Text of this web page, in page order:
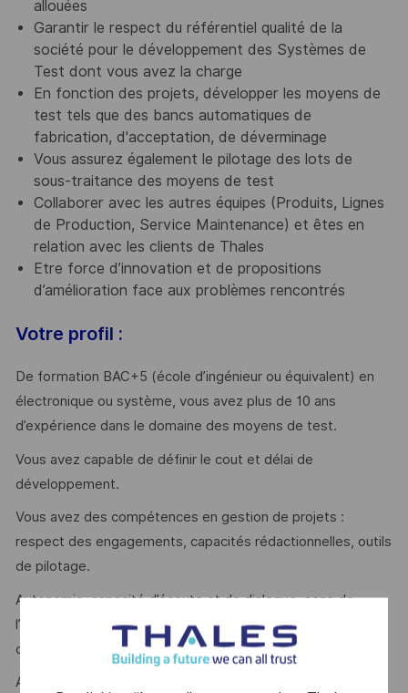
allouées
Garantir le respect du référentiel qualité de la
société pour le développement des Systèmes de
Test dont vous avez la charge
En fonction des projets, développer les moyens de
test tels que des bancs automatiques de
fabrication, d'acceptation, de déverminage
Vous assurez également le pilotage des lots de
sous-traitance des moyens de test
Collaborer avec les autres équipes (Produits, Lignes
de Production, Service Maintenance) et êtes en
relation avec les clients de Thales
Etre force d’innovation et de propositions
d’amélioration face aux problèmes rencontrés
Votre profil :
De formation BAC+5 (école d’ingénieur ou équivalent) en
électronique ou système, vous avez plus de 10 ans
d’expérience dans le domaine des moyens de test.
Vous avez capable de définir le cout et délai de
développement.
Vous avez des compétences en gestion de projets :
respect des engagements, capacités rédactionnelles, outils
de pilotage.
Autonomie, capacité d’écoute et de dialogue, sens de
l’analyse, leadership et esprit d’innovation sont des qualités
que l’on vous reconnait ?
Alors ce poste est fait pour vous !